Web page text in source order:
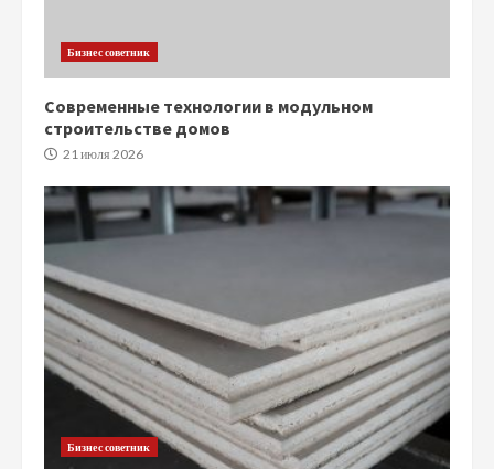
Бизнес советник
Современные технологии в модульном
строительстве домов
21 июля 2026
Бизнес советник